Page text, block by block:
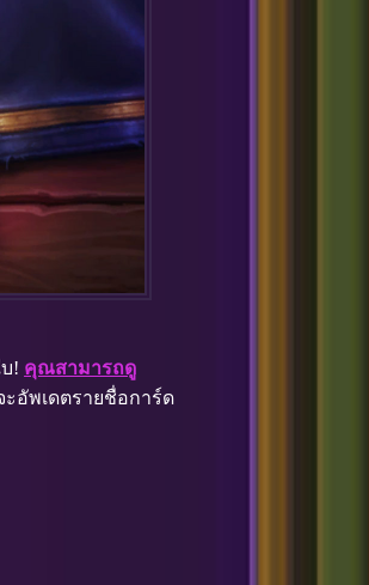
! คุณสามารถดู
ะอัพเดตรายชื่อการ์ด